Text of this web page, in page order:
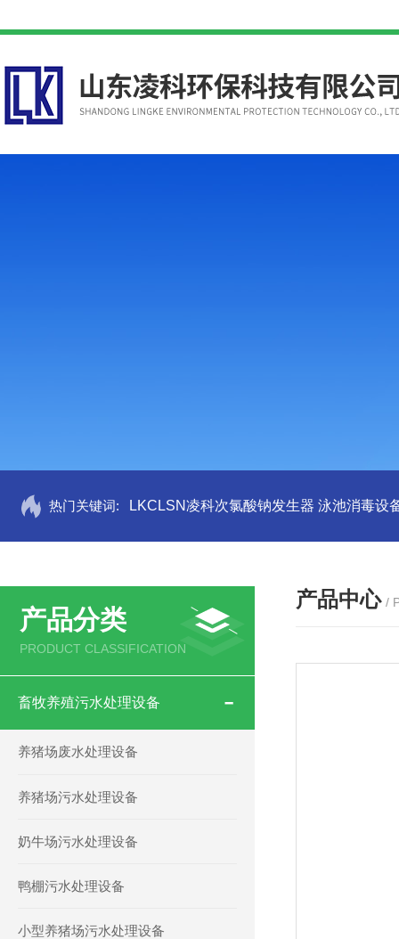
热门关键词: LKCLSN凌科次氯酸钠发生器 泳池消毒设
产品分类
PRODUCT CLASSIFICATION
畜牧养殖污水处理设备
养猪场废水处理设备
养猪场污水处理设备
奶牛场污水处理设备
鸭棚污水处理设备
小型养猪场污水处理设备
产品中心 /